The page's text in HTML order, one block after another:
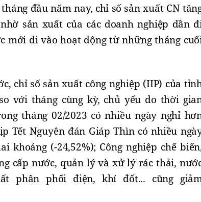
đầu năm nay, chỉ số sản xuất CN
sản xuất của các doanh nghiệp dần
mới đi vào hoạt động từ những tháng
chỉ số sản xuất công nghiệp (IIP) của
với tháng cùng kỳ, chủ yếu do thời
tháng 02/2023 có nhiều ngày nghỉ
Tết Nguyên đán Giáp Thìn có nhiều
khoáng (-24,52%); Công nghiệp chế
cấp nước, quản lý và xử lý rác thải,
phân phối điện, khí đốt... cũng